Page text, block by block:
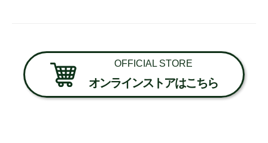
OFFICIAL STORE
オンラインストアはこちら